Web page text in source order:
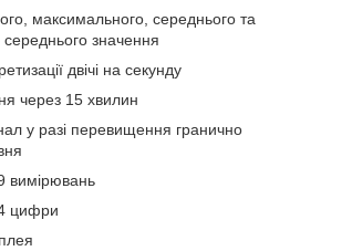
максимального, середнього та
значення
двічі на секунду
через 15 хвилин
у разі перевищення гранично
вимірювань
цифри